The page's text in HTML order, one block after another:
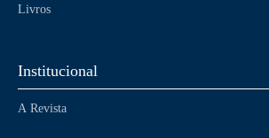
Livros
Institucional
A Revista